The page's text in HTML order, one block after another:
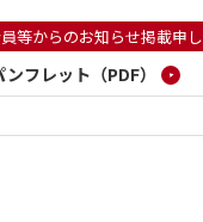
等からのお知らせ掲載申
ンフレット（PDF）